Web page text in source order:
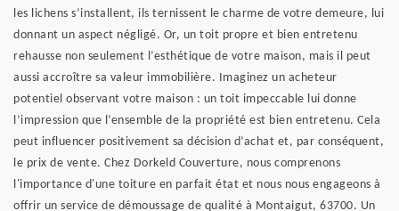
les lichens s’installent, ils ternissent le charme de votre demeure, lui
donnant un aspect négligé. Or, un toit propre et bien entretenu
rehausse non seulement l’esthétique de votre maison, mais il peut
aussi accroître sa valeur immobilière. Imaginez un acheteur
potentiel observant votre maison : un toit impeccable lui donne
l’impression que l’ensemble de la propriété est bien entretenu. Cela
peut influencer positivement sa décision d’achat et, par conséquent,
le prix de vente. Chez Dorkeld Couverture, nous comprenons
l'importance d'une toiture en parfait état et nous nous engageons à
offrir un service de démoussage de qualité à Montaigut, 63700. Un